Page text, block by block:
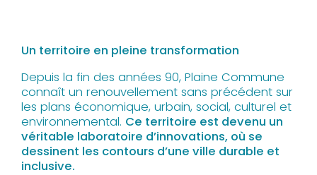
Un territoire en pleine transformation
Depuis la fin des années 90, Plaine Commune
connaît un renouvellement sans précédent sur
les plans économique, urbain, social, culturel et
environnemental. Ce territoire est devenu un
véritable laboratoire d’innovations, où se
dessinent les contours d’une ville durable et
inclusive.